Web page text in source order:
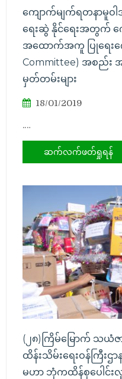
ကျောက်မျက်ရတနာမူဝါ
ရေးဆွဲ နိုင်ရေးအတွက်
အထောက်အကူ ပြုရေးက
Committee) အစည်း
မှတ်တမ်းများ
18/01/2019
.…
ဆက်လက်ဖတ်ရှုရန်
(၂၈)ကြိမ်မြောက် သယံ
ထိန်းသိမ်းရေးဝန်ကြီးဌာ
မဟာ ဘုံကထိန်စုပေါင်းလှူ